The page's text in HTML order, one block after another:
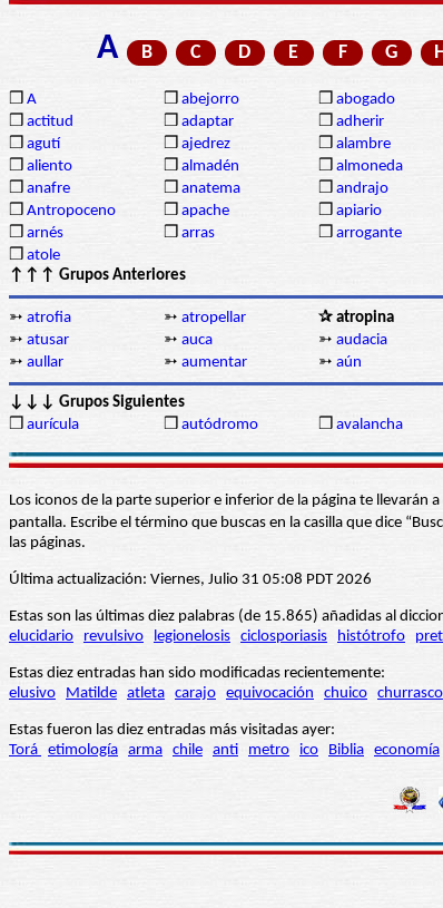
A B C D E F G
❒ A ❒ abejorro ❒ abogado
❒ actitud ❒ adaptar ❒ adherir
❒ agutí ❒ ajedrez ❒ alambre
❒ aliento ❒ almadén ❒ almoneda
❒ anafre ❒ anatema ❒ andrajo
❒ Antropoceno ❒ apache ❒ apiario
❒ arnés ❒ arras ❒ arrogante
❒ atole
↑↑↑ Grupos Anteriores
➳ atrofia ➳ atropellar ✰ atropina
➳ atusar ➳ auca ➳ audacia
➳ aullar ➳ aumentar ➳ aún
↓↓↓ Grupos Siguientes
❒ aurícula ❒ autódromo ❒ avalancha
Los iconos de la parte superior e inferior de la página te
pantalla. Escribe el término que buscas en la casilla que dice
las páginas.
Última actualización: Viernes, Julio 31 05:08 PDT 2026
Estas son las últimas diez palabras (de 15.865) añadidas al
elucidario
revulsivo legionelosis ciclosporiasis histótrofo
Estas diez entradas han sido modificadas recientemente:
elusivo
Matilde atleta carajo equivocación chuico churrasco
Estas fueron las diez entradas más visitadas ayer:
Torá etimología arma chile anti metro ico Biblia economía